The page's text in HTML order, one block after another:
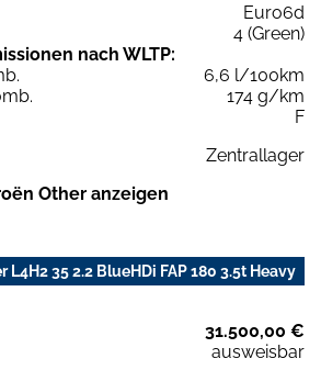
Euro6d
4 (Green)
nach WLTP:
6,6 l/100km
174 g/km
F
Zentrallager
Other anzeigen
35 2.2 BlueHDi FAP 180 3.5t Heavy
31.500,00 €
ausweisbar